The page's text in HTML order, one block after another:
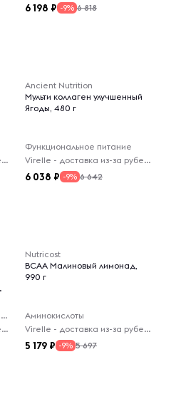
6 198 -9% 6 818
Virelle - доставка из-за рубежа
Ancient Nutrition
Мульти коллаген улучшенный
Ягоды, 480 г
Функциональное питание
Virelle - доставка из-за рубежа
6 038 -9% 6 642
Предтренировочные комплексы
Virelle - доставка из-за рубежа
Nutricost
BCAA Малиновый лимонад,
990 г
Аминокислоты
Virelle - доставка из-за рубежа
5 179 -9% 5 697